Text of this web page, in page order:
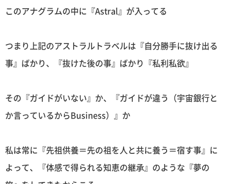
このアナグラムの中に『Astral』が入ってる
つまり上記のアストラルトラベルは『自分勝手に抜け出る
事』ばかり、『抜けた後の事』ばかり『私利私欲』
その『ガイドがいない』か、『ガイドが違う（宇宙銀行と
か言っているからBusiness）』か
私は常に『先祖供養＝先の祖を人と共に養う＝宿す事』に
よって、『体感で得られる知恵の継承』のような『夢の